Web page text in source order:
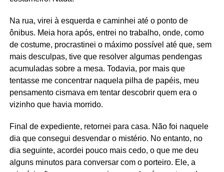
Na rua, virei à esquerda e caminhei até o ponto de
ônibus. Meia hora após, entrei no trabalho, onde, como
de costume, procrastinei o máximo possível até que, sem
mais desculpas, tive que resolver algumas pendengas
acumuladas sobre a mesa. Todavia, por mais que
tentasse me concentrar naquela pilha de papéis, meu
pensamento cismava em tentar descobrir quem era o
vizinho que havia morrido.
Final de expediente, retornei para casa. Não foi naquele
dia que consegui desvendar o mistério. No entanto, no
dia seguinte, acordei pouco mais cedo, o que me deu
alguns minutos para conversar com o porteiro. Ele, a